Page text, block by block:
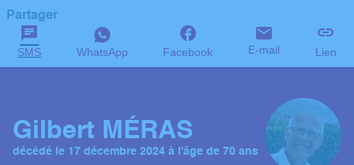
Partager
SMS WhatsApp Facebook E-mail Lien
Gilbert MÉRAS
décédé le 17 décembre 2024 à l'âge de 70 ans